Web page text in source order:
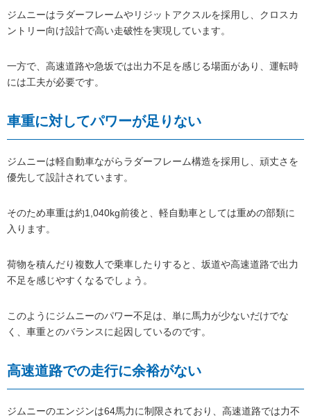
ジムニーはラダーフレームやリジットアクスルを採用し、クロスカ
ントリー向け設計で高い走破性を実現しています。
一方で、高速道路や急坂では出力不足を感じる場面があり、運転時
には工夫が必要です。
車重に対してパワーが足りない
ジムニーは軽自動車ながらラダーフレーム構造を採用し、頑丈さを
優先して設計されています。
そのため車重は約1,040kg前後と、軽自動車としては重めの部類に
入ります。
荷物を積んだり複数人で乗車したりすると、坂道や高速道路で出力
不足を感じやすくなるでしょう。
このようにジムニーのパワー不足は、単に馬力が少ないだけでな
く、車重とのバランスに起因しているのです。
高速道路での走行に余裕がない
ジムニーのエンジンは64馬力に制限されており、高速道路では力不